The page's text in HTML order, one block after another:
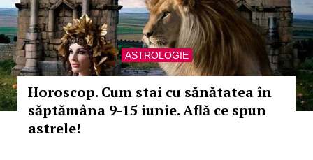
ASTROLOGIE
Horoscop. Cum stai cu sănătatea în
săptămâna 9-15 iunie. Află ce spun
astrele!